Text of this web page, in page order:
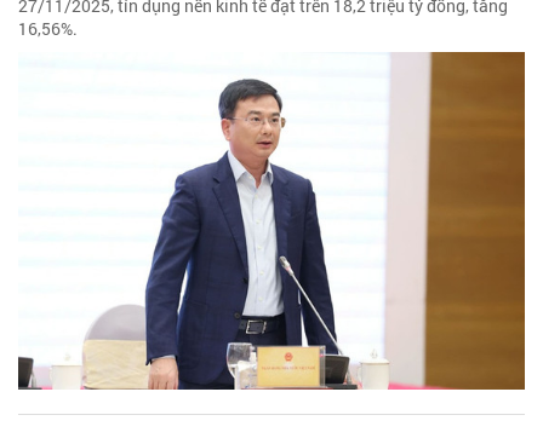
27/11/2025, tín dụng nền kinh tế đạt trên 18,2 triệu tỷ đồng, tăng
16,56%.